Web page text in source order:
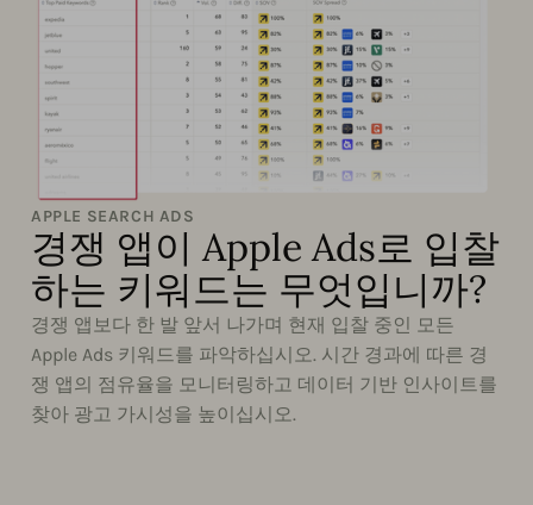
APPLE SEARCH ADS
경쟁 앱이 Apple Ads로 입찰
하는 키워드는 무엇입니까?
경쟁 앱보다 한 발 앞서 나가며 현재 입찰 중인 모든
Apple Ads 키워드를 파악하십시오. 시간 경과에 따른 경
쟁 앱의 점유율을 모니터링하고 데이터 기반 인사이트를
찾아 광고 가시성을 높이십시오.